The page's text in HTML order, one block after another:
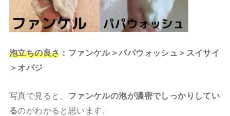
泡立ちの良さ ：ファンケル＞パパウォッシュ＞スイサイ
＞オバジ
写真で見ると、 ファンケルの泡が濃密でしっかりしてい
るのがわかると思います。